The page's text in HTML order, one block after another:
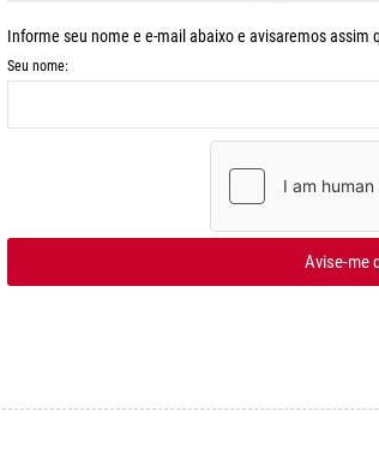
Informe seu nome e e-mail abaixo e avisaremos assim
Seu nome:
Avise-me